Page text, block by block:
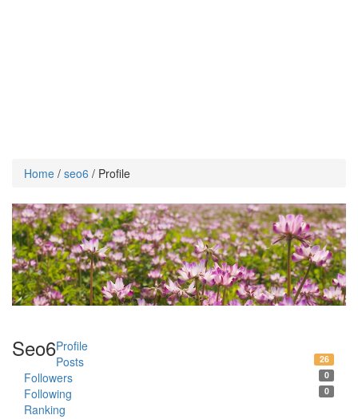
Home / seo6 / Profile
Seo6Profile
Posts
26
Followers 0
Following 0
Ranking